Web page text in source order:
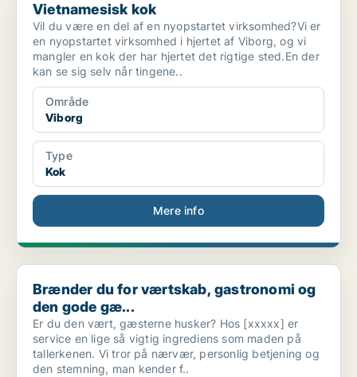
Vietnamesisk kok
Vil du være en del af en nyopstartet virksomhed?Vi er
en nyopstartet virksomhed i hjertet af Viborg, og vi
mangler en kok der har hjertet det rigtige sted.En der
kan se sig selv når tingene..
Område
Viborg
Type
Kok
Mere info
Brænder du for værtskab, gastronomi og den gode gæ...
Brænder du for værtskab, gastronomi og
den gode gæ...
Er du den vært, gæsterne husker? Hos [xxxxx] er
service en lige så vigtig ingrediens som maden på
tallerkenen. Vi tror på nærvær, personlig betjening og
den stemning, man kender f..